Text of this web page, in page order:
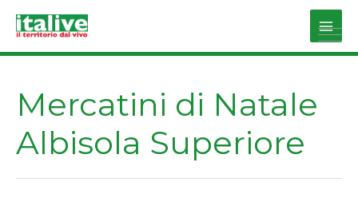
Main
Mercatini di Natale
Albisola Superiore